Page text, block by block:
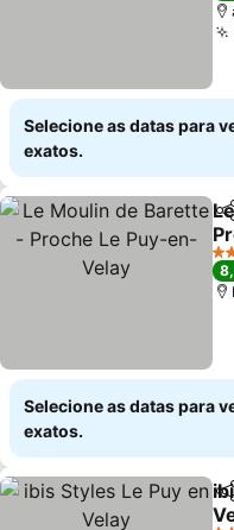
Selecione as datas para
exatos.
3
Selecione as datas para
exatos.